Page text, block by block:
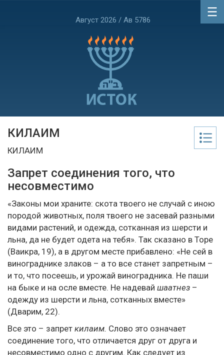
Август 2026 / Ав 5786
КИЛАИМ
КИЛАИМ
Запрет соединения того, что
несовместимо
«Законы мои храните: скота твоего не случай с иною
породой животных, поля твоего не засевай разными
видами растений, и одежда, сотканная из шерсти и
льна, да не будет одета на тебя». Так сказано в Торе
(Ваикра, 19), а в другом месте прибавлено: «Не сей в
винограднике злаков – а то все станет запретным –
и то, что посеешь, и урожай виноградника. Не паши
на быке и на осле вместе. Не надевай шаатнез –
одежду из шерсти и льна, сотканных вместе»
(Дварим, 22).
Все это – запрет килаим. Слово это означает
соединение того, что отличается друг от друга и
несовместимо одно с другим. Как следует из